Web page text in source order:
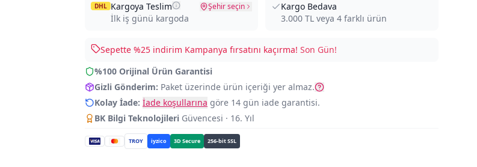
DHL Kargoya Teslim
İlk iş günü kargoda
Şehir seçin
Kargo Bedava
3.000 TL veya 4 farklı ürün
Sepette %25 indirim Kampanya fırsatını kaçırma! Son Gün!
%100 Orijinal Ürün Garantisi
Gizli Gönderim: Paket üzerinde ürün içeriği yer almaz.
Kolay İade: İade koşullarına göre 14 gün iade garantisi.
BK Bilgi Teknolojileri Güvencesi · 16. Yıl
TROY iyzico 3D Secure 256-bit SSL